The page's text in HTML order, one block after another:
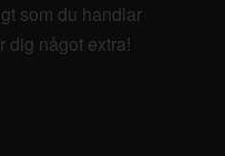
som du handlar
dig något extra!